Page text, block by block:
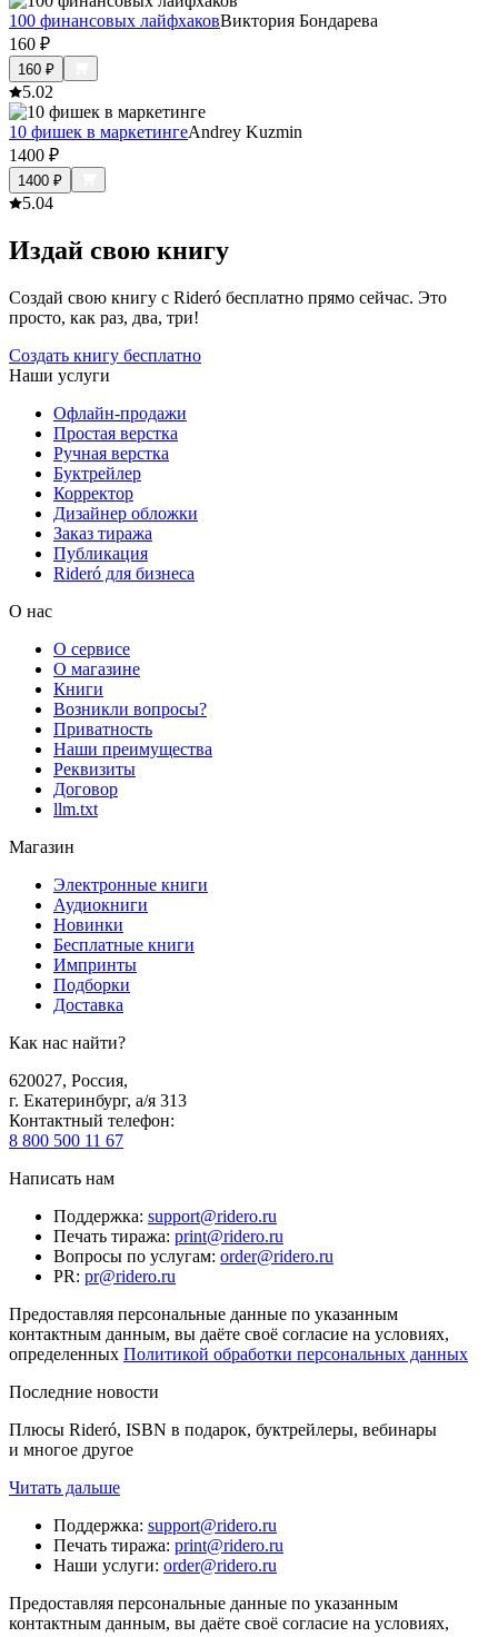
100 финансовых лайфхаковВиктория Бондарева
160 ₽
160 ₽
5.02
10 фишек в маркетингеAndrey Kuzmin
1400 ₽
1400 ₽
5.04
Издай свою книгу
Создай свою книгу с Rideró бесплатно прямо сейчас. Это
просто, как раз, два, три!
Создать книгу бесплатно
Наши услуги
Офлайн-продажи
Простая верстка
Ручная верстка
Буктрейлер
Корректор
Дизайнер обложки
Заказ тиража
Публикация
Rideró для бизнеса
О нас
О сервисе
О магазине
Книги
Возникли вопросы?
Приватность
Наши преимущества
Реквизиты
Договор
llm.txt
Магазин
Электронные книги
Аудиокниги
Новинки
Бесплатные книги
Импринты
Подборки
Доставка
Как нас найти?
620027, Россия,
г. Екатеринбург, а/я 313
Контактный телефон:
8 800 500 11 67
Написать нам
Поддержка: support@ridero.ru
Печать тиража: print@ridero.ru
Вопросы по услугам: order@ridero.ru
PR: pr@ridero.ru
Предоставляя персональные данные по указанным
контактным данным, вы даёте своё согласие на условиях,
определенных Политикой обработки персональных данных
Последние новости
Плюсы Rideró, ISBN в подарок, буктрейлеры, вебинары
и многое другое
Читать дальше
Поддержка: support@ridero.ru
Печать тиража: print@ridero.ru
Наши услуги: order@ridero.ru
Предоставляя персональные данные по указанным
контактным данным, вы даёте своё согласие на условиях,